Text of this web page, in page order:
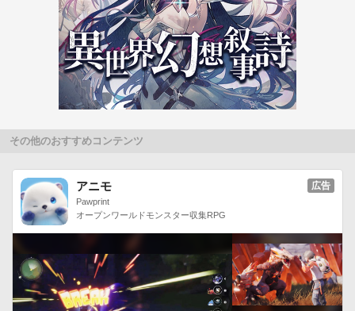
その他のおすすめコンテンツ
アニモ
Pawprint
オープンワールドモンスター収集RPG
広告